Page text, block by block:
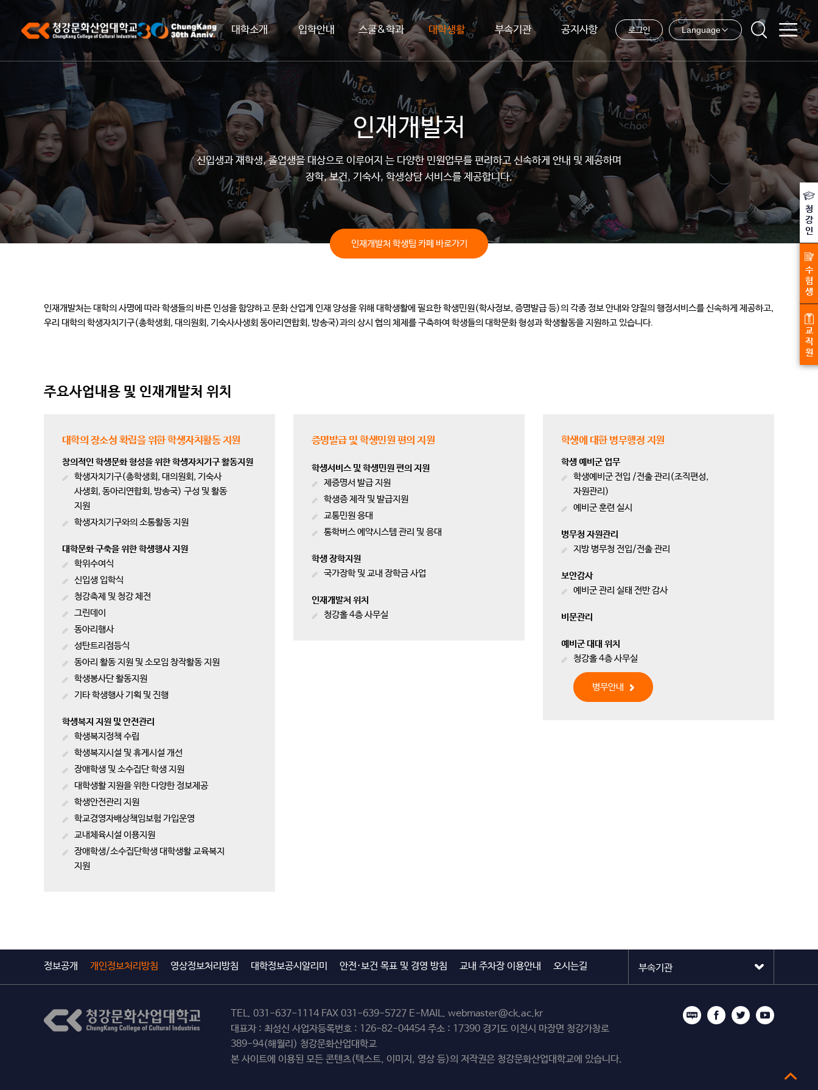
대학소개 입학안내 스쿨&학과 대학생활 부속기관 공지사항 로그인 Language
인재개발처
신입생과 재학생, 졸업생을 대상으로 이루어지 는 다양한 민원업무를 편리하고 신속하게 안내 및 제공하며
장학, 보건, 기숙사, 학생상담 서비스를 제공합니다.
인재개발처 학생팀 카페 바로가기
인재개발처는 대학의 사명에 따라 학생들의 바른 인성을 함양하고 문화 산업계 인재 양성을 위해 대학생활에 필요한 학생민원(학사정보, 증명발급 등)의 각종 정보 안내와 양질의 행정서비스를 신속하게 제공하고,
우리 대학의 학생자치기구(총학생회, 대의원회, 기숙사사생회 동아리연합회, 방송국)과의 상시 협의 체제를 구축하여 학생들의 대학문화 형성과 학생활동을 지원하고 있습니다.
주요사업내용 및 인재개발처 위치
대학의 장소성 확립을 위한 학생자치활동 지원
창의적인 학생문화 형성을 위한 학생자치기구 활동지원
학생자치기구(총학생회, 대의원회, 기숙사
사생회, 동아리연합회, 방송국) 구성 및 활동
지원
학생자치기구와의 소통활동 지원
대학문화 구축을 위한 학생행사 지원
학위수여식
신입생 입학식
청강축제 및 청강 체전
그린데이
동아리행사
성탄트리점등식
동아리 활동 지원 및 소모임 창작활동 지원
학생봉사단 활동지원
기타 학생행사 기획 및 진행
학생복지 지원 및 안전관리
학생복지정책 수립
학생복지시설 및 휴게시설 개선
장애학생 및 소수집단 학생 지원
대학생활 지원을 위한 다양한 정보제공
학생안전관리 지원
학교경영자배상책임보험 가입운영
교내체육시설 이용지원
장애학생/소수집단학생 대학생활 교육복지
지원
증명발급 및 학생민원 편의 지원
학생서비스 및 학생민원 편의 지원
제증명서 발급 지원
학생증 제작 및 발급지원
교통민원 응대
통학버스 예약시스템 관리 및 응대
학생 장학지원
국가장학 및 교내 장학금 사업
인재개발처 위치
청강홀 4층 사무실
학생에 대한 병무행정 지원
학생 예비군 업무
학생예비군 전입 /전출 관리(조직편성,
자원관리)
예비군 훈련 실시
병무청 자원관리
지방 병무청 전입/전출 관리
보안감사
예비군 관리 실태 전반 감사
비문관리
예비군 대대 위치
청강홀 4층 사무실
병무안내
정보공개 개인정보처리방침 영상정보처리방침 대학정보공시알리미 안전·보건 목표 및 경영 방침 교내 주차장 이용안내 오시는길
TEL. 031-637-1114 FAX 031-639-5727 E-MAIL. webmaster@ck.ac.kr
대표자 : 최성신 사업자등록번호 : 126-82-04454 주소 : 17390 경기도 이천시 마장면 청강가창로
389-94(해월리) 청강문화산업대학교
본 사이트에 이용된 모든 콘텐츠(텍스트, 이미지, 영상 등)의 저작권은 청강문화산업대학교에 있습니다.
청
강
인
수
험
생
교
직
원